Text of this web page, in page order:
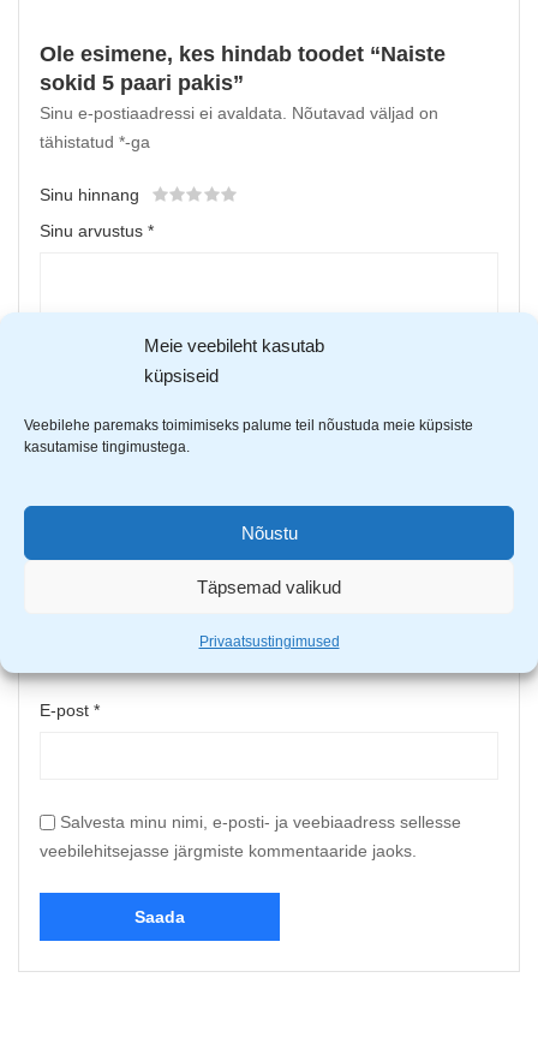
Meie veebileht kasutab
küpsiseid
Veebilehe paremaks toimimiseks palume teil nõustuda meie küpsiste
kasutamise tingimustega.
Nõustu
Täpsemad valikud
Privaatsustingimused
Ole esimene, kes hindab toodet “Naiste
sokid 5 paari pakis”
Sinu e-postiaadressi ei avaldata.
Nõutavad väljad on
tähistatud *-ga
Sinu hinnang
Sinu arvustus *
Upload up to 5 images or videos
E-post *
Salvesta minu nimi, e-posti- ja veebiaadress sellesse
veebilehitsejasse järgmiste kommentaaride jaoks.